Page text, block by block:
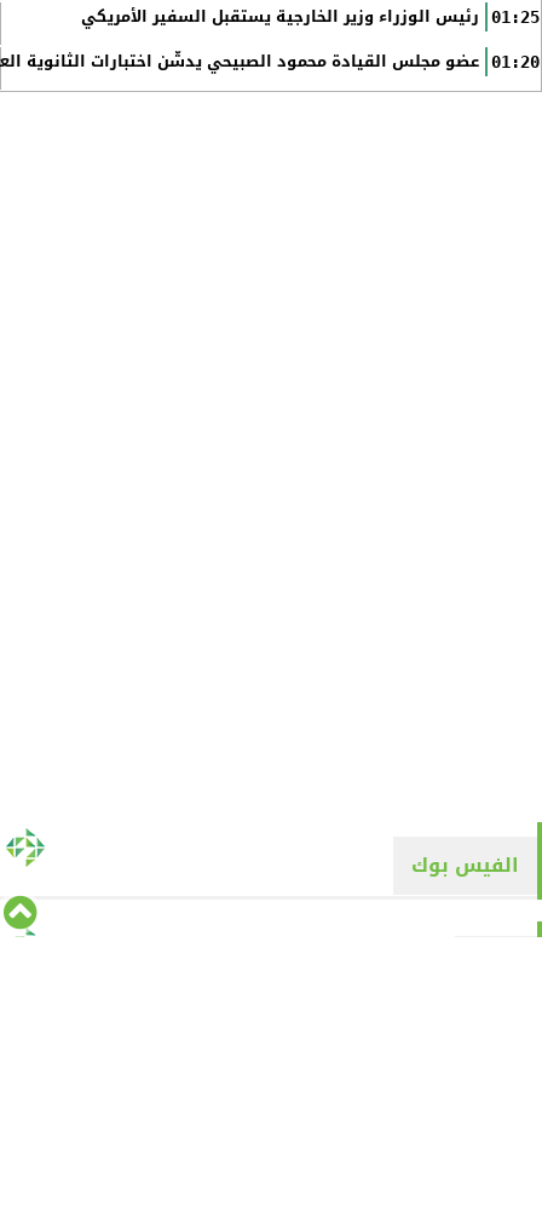
01:25 رئيس الوزراء وزير الخارجية يستقبل السفير الأمريكي
01:20 عضو مجلس القيادة محمود الصبيحي يدشّن اختبارات الثانوية
الفيس بوك